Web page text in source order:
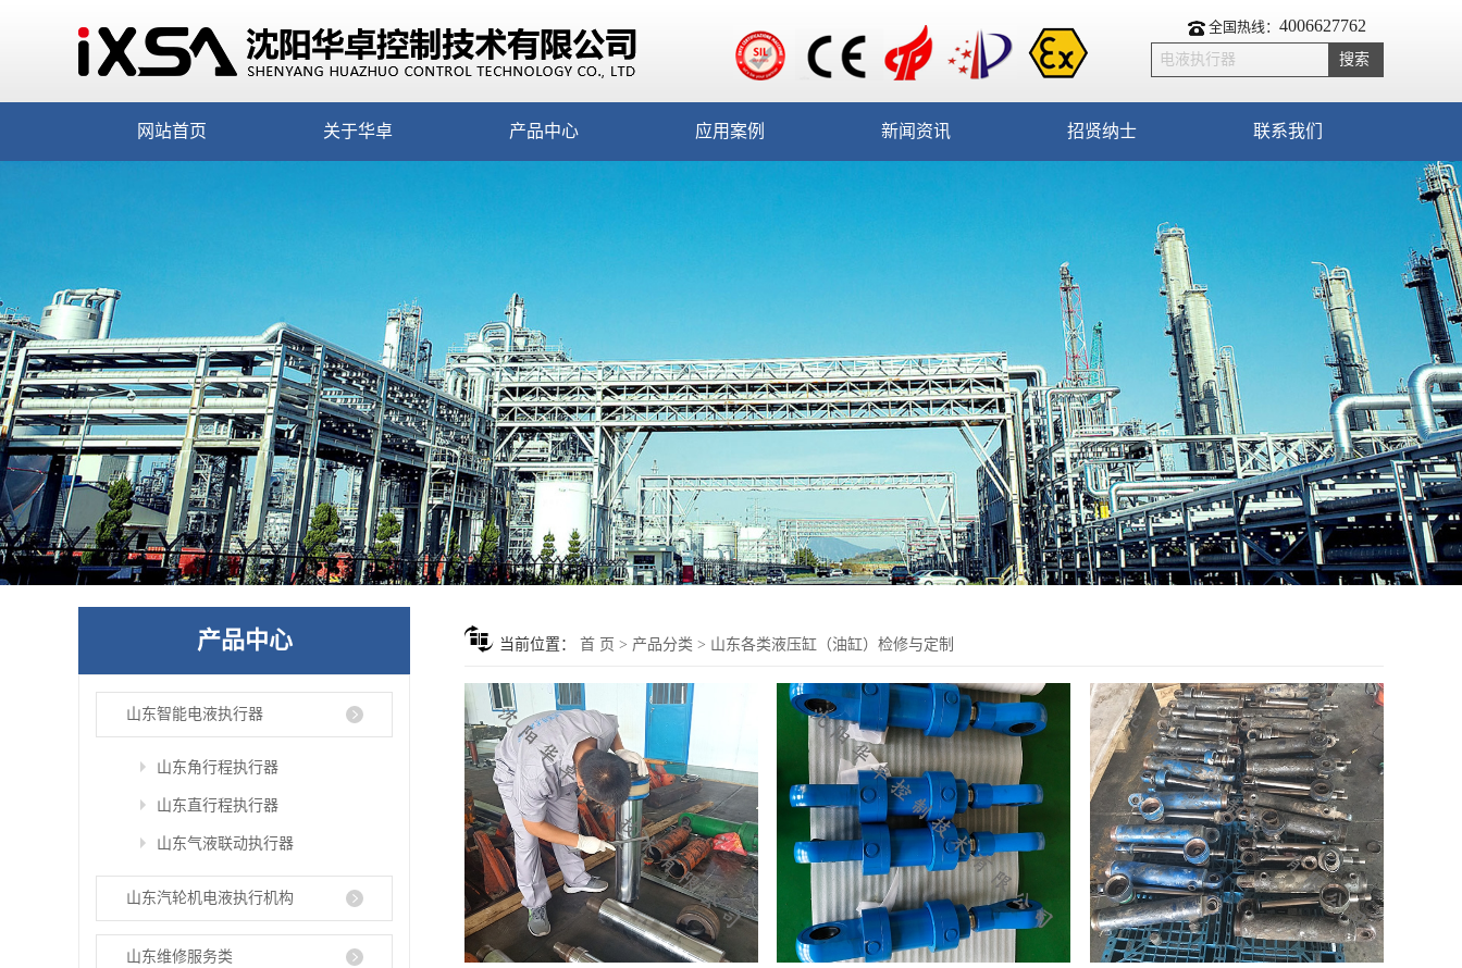
全国热线： 4006627762
网站首页 关于华卓 产品中心 应用案例 新闻资讯 招贤纳士 联系我们
产品中心
山东智能电液执行器
山东角行程执行器
山东直行程执行器
山东气液联动执行器
山东汽轮机电液执行机构
山东维修服务类
当前位置： 首 页 > 产品分类 > 山东各类液压缸（油缸）检修与定制